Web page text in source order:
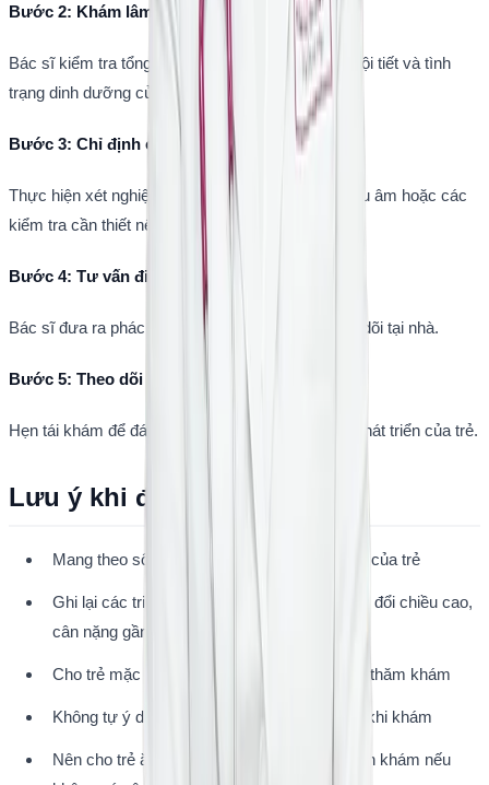
Bước 2: Khám lâm sàng
Bác sĩ kiểm tra tổng quát, đánh giá tăng trưởng, nội tiết và tình
trạng dinh dưỡng của trẻ.
Bước 3: Chỉ định cận lâm sàng
Thực hiện xét nghiệm hormone, đường huyết, siêu âm hoặc các
kiểm tra cần thiết nếu cần.
Bước 4: Tư vấn điều trị
Bác sĩ đưa ra phác đồ điều trị và hướng dẫn theo dõi tại nhà.
Bước 5: Theo dõi định kỳ
Hẹn tái khám để đánh giá đáp ứng điều trị và sự phát triển của trẻ.
Lưu ý khi đưa trẻ đi khám
Mang theo sổ tiêm chủng và hồ sơ khám cũ của trẻ
Ghi lại các triệu chứng bất thường hoặc thay đổi chiều cao,
cân nặng gần đây
Cho trẻ mặc quần áo thoải mái để thuận tiện thăm khám
Không tự ý dùng thuốc nội tiết cho trẻ trước khi khám
Nên cho trẻ ăn uống nhẹ nhàng trước khi đến khám nếu